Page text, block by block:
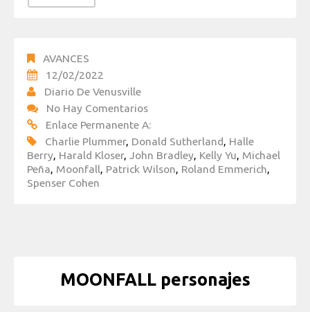
AVANCES
12/02/2022
Diario De Venusville
No Hay Comentarios
Enlace Permanente A:
Charlie Plummer, Donald Sutherland, Halle
Berry, Harald Kloser, John Bradley, Kelly Yu, Michael
Peña, Moonfall, Patrick Wilson, Roland Emmerich,
Spenser Cohen
MOONFALL personajes